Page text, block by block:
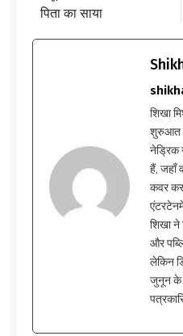
पिता का साया
शिखा
शुरुआत
नेड्रिक
हैं, जहाँ
कवर
शिखा ने
और
लेकिन
जुनून के